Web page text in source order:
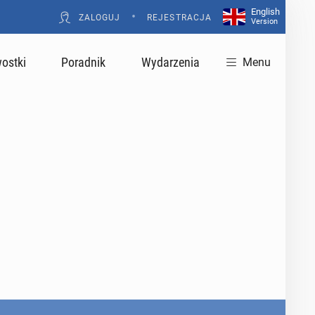
ZALOGUJ • REJESTRACJA
English
Version
Poradnik Wydarzenia Menu